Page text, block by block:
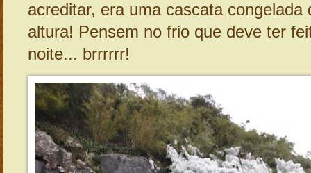
acreditar, era uma cascata congelada
altura! Pensem no frio que deve ter
noite... brrrrrr!